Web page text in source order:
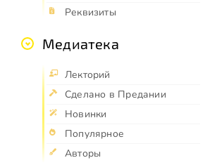
Реквизиты
Медиатека
Лекторий
Сделано в Предании
Новинки
Популярное
Авторы